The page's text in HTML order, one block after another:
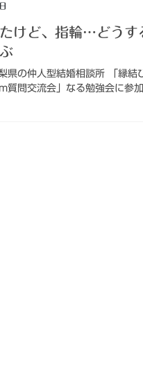
けど、指輪…どう
県の仲人型結婚相談所 「縁
質問交流会」なる勉強会に参